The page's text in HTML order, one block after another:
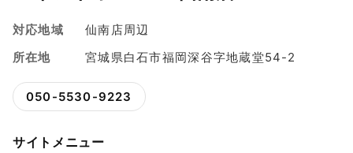
対応地域
仙南店周辺
所在地
宮城県白石市福岡深谷字地蔵堂54-2
050-5530-9223
サイトメニュー